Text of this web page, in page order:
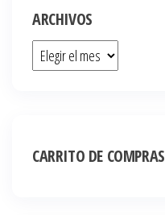
ARCHIVOS
CARRITO DE COMPRAS